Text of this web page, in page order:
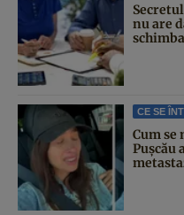
nu are
CE SE
Cum se
Pușcău